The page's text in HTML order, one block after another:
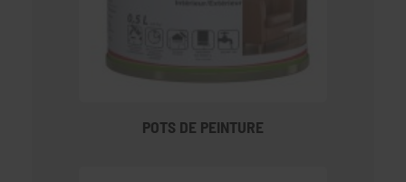
POTS DE PEINTURE